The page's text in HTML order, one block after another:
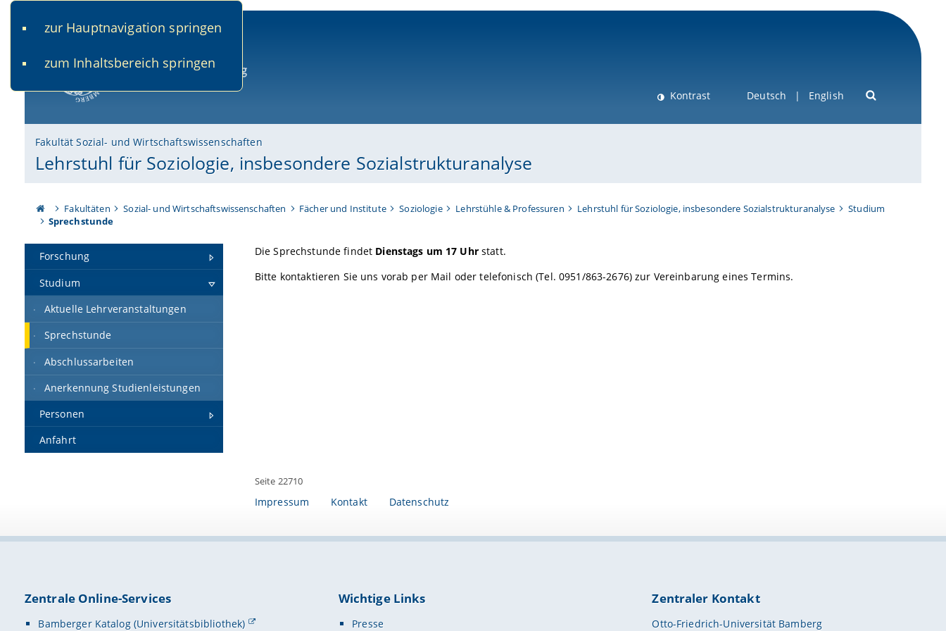
zur Hauptnavigation springen
zum Inhaltsbereich springen
Kontrast Deutsch English
Fakultät Sozial- und Wirtschaftswissenschaften
Lehrstuhl für Soziologie, insbesondere Sozialstrukturanalyse
Fakultäten Sozial- und Wirtschaftswissenschaften Fächer und Institute Soziologie Lehrstühle & Professuren Lehrstuhl für Soziologie, insbesondere Sozialstrukturanalyse
Studium
Sprechstunde
Forschung
Studium
Aktuelle Lehrveranstaltungen
Sprechstunde
Abschlussarbeiten
Anerkennung Studienleistungen
Personen
Anfahrt
Die Sprechstunde findet Dienstags um 17 Uhrstatt.
Bitte kontaktieren Sie uns vorab per Mail oder telefonisch (Tel. 0951/863-2676) zur Vereinbarung eines Termins.
Seite 22710
Impressum Kontakt Datenschutz
Zentrale Online-Services
Bamberger Katalog (Universitätsbibliothek)
Wichtige Links
Presse
Zentraler Kontakt
Otto-Friedrich-Universität Bamberg